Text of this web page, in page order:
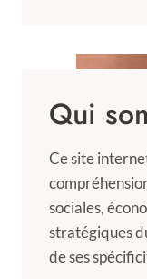
Qui
Ce site
sociales,
stratégiques
de ses